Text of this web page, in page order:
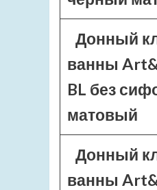
Донный
ванны
BL без
матовый
Донный
ванны